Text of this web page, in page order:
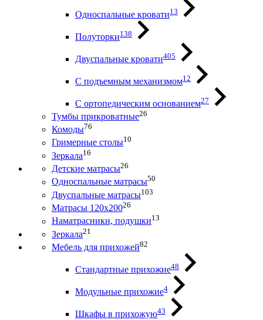
Односпальные кровати13
Полуторки138
Двуспальные кровати405
С подъемным механизмом12
С ортопедическим основанием27
Тумбы прикроватные26
Комоды76
Гримерные столы10
Зеркала16
Детские матрасы26
Односпальные матрасы50
Двуспальные матрасы103
Матрасы 120х20026
Наматрасники, подушки13
Зеркала21
Мебель для прихожей82
Стандартные прихожие48
Модульные прихожие4
Шкафы в прихожую43